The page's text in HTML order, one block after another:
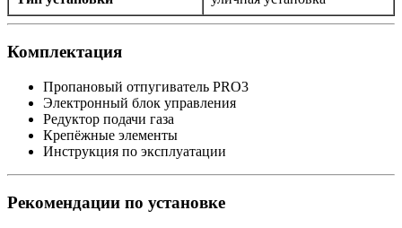
Комплектация
Пропановый отпугиватель PRO3
Электронный блок управления
Редуктор подачи газа
Крепёжные элементы
Инструкция по эксплуатации
Рекомендации по установке